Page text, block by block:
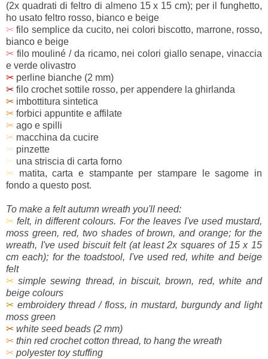
(2x quadrati di feltro di almeno 15 x 15 cm); per il funghetto,
ho usato feltro rosso, bianco e beige
✂ filo semplice da cucito, nei colori biscotto, marrone, rosso,
bianco e beige
✂ filo mouliné / da ricamo, nei colori giallo senape, vinaccia
e verde olivastro
✂ perline bianche (2 mm)
✂ filo crochet sottile rosso, per appendere la ghirlanda
✂ imbottitura sintetica
✂ forbici appuntite e affilate
✂ ago e spilli
✂ macchina da cucire
✂ pinzette
✂ una striscia di carta forno
✂ matita, carta e stampante per stampare le sagome in
fondo a questo post.
To make a felt autumn wreath you'll need:
✂ felt, in different colours. For the leaves I've used mustard,
moss green, red, two shades of brown, and orange; for the
wreath, I've used biscuit felt (at least 2x squares of 15 x 15
cm each); for the toadstool, I've used red, white and beige
felt
✂ simple sewing thread, in biscuit, brown, red, white and
beige colours
✂ embroidery thread / floss, in mustard, burgundy and light
moss green
✂ white seed beads (2 mm)
✂ thin red crochet cotton thread, to hang the wreath
✂ polyester toy stuffing